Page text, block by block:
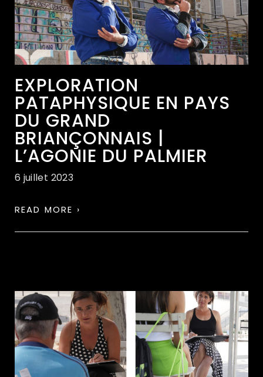
EXPLORATION
PATAPHYSIQUE EN PAYS
DU GRAND
BRIANÇONNAIS |
L’AGONIE DU PALMIER
6 juillet 2023
READ MORE ›